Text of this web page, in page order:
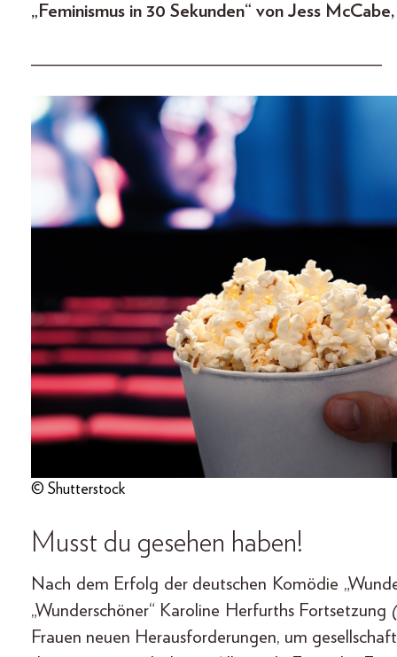
„Feminismus in 30 Sekunden“ von Jess
© Shutterstock
Musst du gesehen haben!
Nach dem Erfolg der deutschen Komödie
„Wunderschöner“ Karoline Herfurths Fortsetzung
Frauen neuen Herausforderungen, um